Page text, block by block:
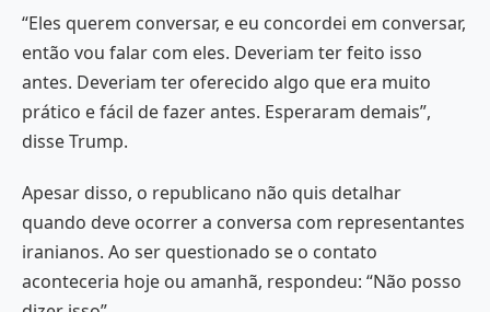
“Eles querem conversar, e eu concordei em conversar,
então vou falar com eles. Deveriam ter feito isso
antes. Deveriam ter oferecido algo que era muito
prático e fácil de fazer antes. Esperaram demais”,
disse Trump.
Apesar disso, o republicano não quis detalhar
quando deve ocorrer a conversa com representantes
iranianos. Ao ser questionado se o contato
aconteceria hoje ou amanhã, respondeu: “Não posso